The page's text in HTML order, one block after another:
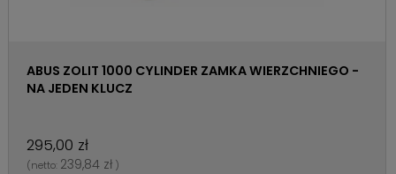
ABUS ZOLIT 1000 CYLINDER ZAMKA WIERZCHNIEGO -
NA JEDEN KLUCZ
295,00 zł
(netto: 239,84 zł )